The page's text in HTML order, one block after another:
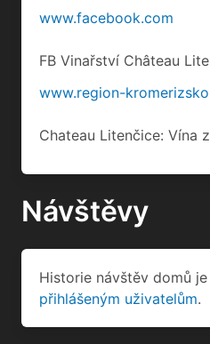
www.facebook.com
FB Vinařství Château
www.region-
Chateau Litenčice: Vína
Návštěvy
Historie návštěv domů
přihlášeným uživatelům.